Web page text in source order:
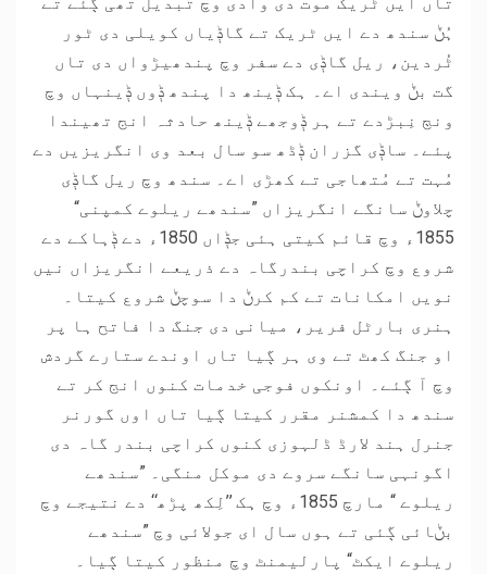
ہُݨ سندھ دے ایں ٹریک تے گاݙیاں کویلی دی ٹور
ٹُردین، ریل گاݙی دے سفر وچ پندھیڑواں دی تاں
گت بݨ ویندی اے۔ ہک ݙینھ دا پندھ ݙوں ݙینہاں وچ
ونڄ نِبڑدے تے ہر ݙوجھے ݙینھ حادثہ انج تھیندا
پئے۔ ساݙی گزران ݙڈھ سو سال بعد وی انگریزیں دے
مُہت تے مُتھاجی تے کھڑی اے۔ سندھ وچ ریل گاݙی
چلاوݨ سانگے انگریزاں ”سندھے ریلوے کمپنی“
1855ء وچ قائم کیتی ہئی جݙاں 1850ء دے ݙہاکے دے
شروع وچ کراچی بندرگاہ دے ذریعے انگریزاں نیں
نویں امکانات تے کم کرݨ دا سوچݨ شروع کیتا۔
ہنری بارٹل فریر، میانی دی جنگ دا فاتح ہا پر
او جنگ کھٹ تے وی ہر ڳیا تاں اوندے ستارے گردش
وچ آ ڳئے۔ اونکوں فوجی خدمات کنوں انج کر تے
سندھ دا کمشنر مقرر کیتا ڳیا تاں اوں گورنر
جنرل ہند لارڈ ڈلہوزی کنوں کراچی بندر گاہ دی
اگونہی سانگے سروے دی موکل منگی۔ ”سندھے
ریلوے “ مارچ 1855ء وچ ہک ’’لِکھ پڑھ‘‘ دے نتیجے وچ
بݨائی ڳئی تے ہوں سال ای جولائی وچ ”سندھے
ریلوے ایکٹ“ پارلیمنٹ وچ منظور کیتا ڳیا۔